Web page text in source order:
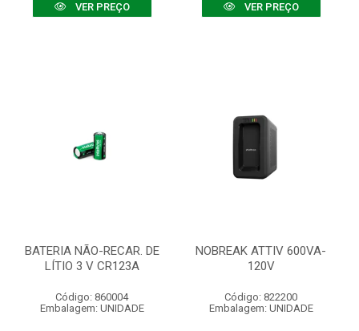
VER PREÇO VER PREÇO
BATERIA NÃO-RECAR. DE
LÍTIO 3 V CR123A
Código: 860004
Embalagem: UNIDADE
NOBREAK ATTIV 600VA-
120V
Código: 822200
Embalagem: UNIDADE